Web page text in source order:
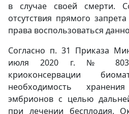
в случае своей смерти.
отсутствия прямого
права воспользоваться
Согласно п. 31 Приказа
июля 2020 г. № 803н
криоконсервации
необходимость
эмбрионов с целью
при лечении бесплодия.